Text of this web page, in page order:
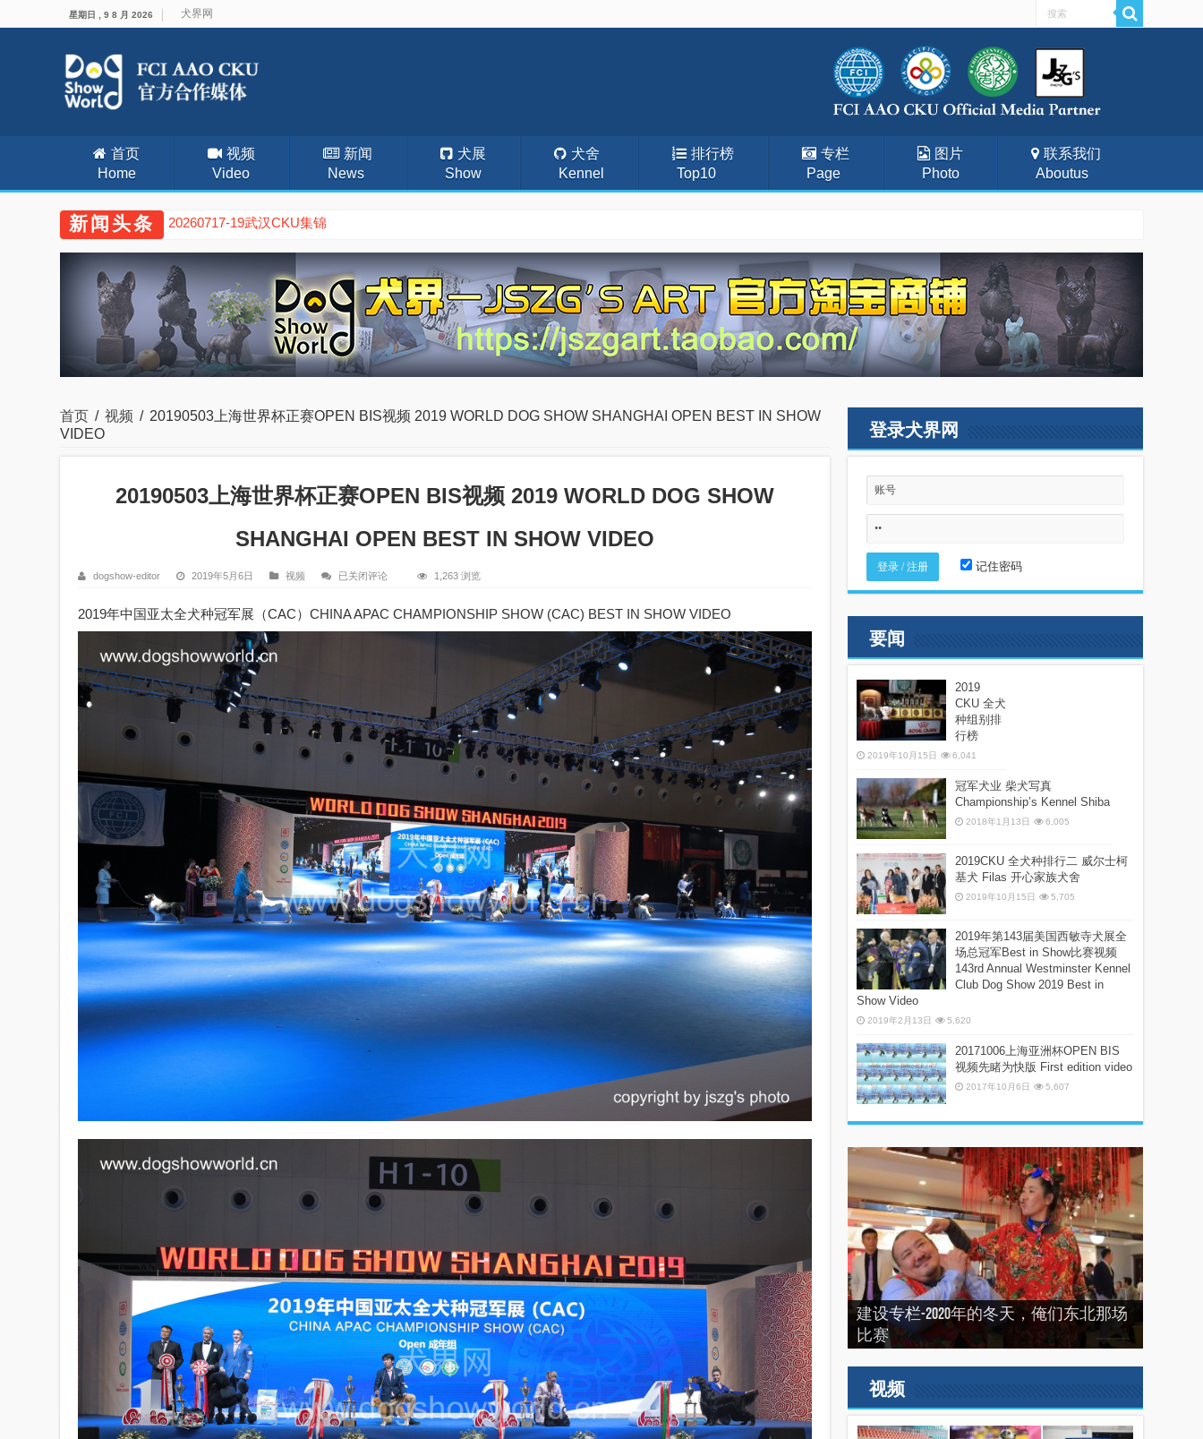
星期日 , 9 8 月 2026 犬界网
首页
Home
视频
Video
新闻
News
犬展
Show
犬舍
Kennel
排行榜
Top10
专栏
Page
图片
Photo
联系我们
Aboutus
新闻头条 20260717-19武汉CKU集锦
首页 / 视频 / 20190503上海世界杯正赛OPEN BIS视频 2019 WORLD DOG SHOW SHANGHAI OPEN BEST IN SHOW
VIDEO
20190503上海世界杯正赛OPEN BIS视频 2019 WORLD DOG SHOW
SHANGHAI OPEN BEST IN SHOW VIDEO
dogshow-editor 2019年5月6日 视频
20190503
世
频
2019
WORLD
SHOW
SHANGHAI
BEST
IN
SHOW
VIDEO
已关闭评论 1,263 浏览
2019年中国亚太全犬种冠军展（CAC）CHINA APAC CHAMPIONSHIP SHOW (CAC) BEST IN SHOW VIDEO
登录犬界网
记住密码
要闻
2019
CKU 全犬
种组别排
行榜
2019年10月15日 6,041
冠军犬业 柴犬写真
Championship’s Kennel Shiba
2018年1月13日 6,005
2019CKU 全犬种排行二 威尔士柯
基犬 Filas 开心家族犬舍
2019年10月15日 5,705
2019年第143届美国西敏寺犬展全
场总冠军Best in Show比赛视频
143rd Annual Westminster Kennel
Club Dog Show 2019 Best in
Show Video
2019年2月13日 5,620
20171006上海亚洲杯OPEN BIS
视频先睹为快版 First edition video
2017年10月6日 5,607
2022来了，我们又长大了一岁
建设专栏-2020年的冬天，俺们东北那场
比赛
“震”撼之旅——2019印尼犬展之行
（INDONEISA WINNER SHOW 2019）
建设专栏-2019刚过一半，但是好像已经
结束了。
2019美国143届西敏寺犬展随笔（三）
视频